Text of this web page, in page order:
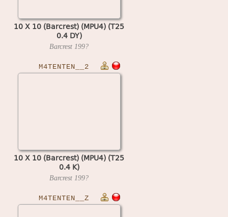
10 X 10 (Barcrest) (MPU4) (T25
0.4 DY)
Barcrest 199?
M4TENTEN__2
10 X 10 (Barcrest) (MPU4) (T25
0.4 K)
Barcrest 199?
M4TENTEN__Z